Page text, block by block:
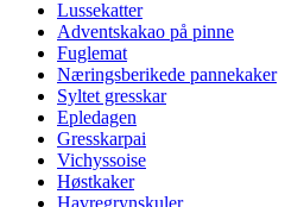
Lussekatter
Adventskakao på pinne
Fuglemat
Næringsberikede pannekaker
Syltet gresskar
Epledagen
Gresskarpai
Vichyssoise
Høstkaker
Havregrynskuler